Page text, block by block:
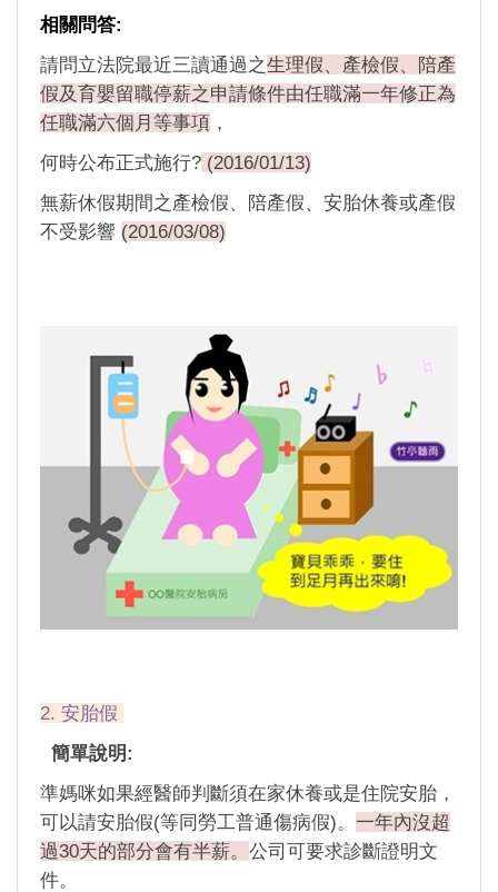
相關問答:
請問立法院最近三讀通過之生理假、產檢假、陪產
假及育嬰留職停薪之申請條件由任職滿一年修正為
任職滿六個月等事項
何時公布正式施行? (2016/01/13)
無薪休假期間之產檢假、陪產假、安胎休養或產假
不受影響 (2016/03/08)
2. 安胎假
簡單說明:
準媽咪如果經醫師判斷須在家休養或是住院安胎，
可以請安胎假(等同勞工普通傷病假)。 一年內沒超
過30天的部分會有半薪。 公司可要求診斷證明文
件。